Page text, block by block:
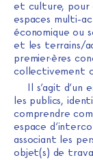
et culture, pour
espaces multi-
économique ou
et les terrains/
premier·ères
collectivement
Il s’agit
les publics,
comprendre
espace
associant les
objet(s) de